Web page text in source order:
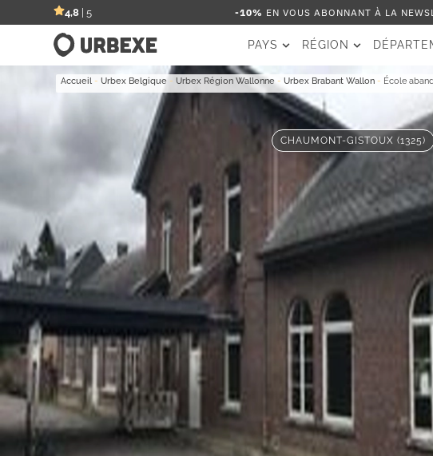
4,8 | 5 -10% EN VOUS ABONNANT À LA
PAYS RÉGION
Accueil -Urbex Belgique -Urbex Région Wallonne -Urbex Brabant Wallon - École
CHAUMONT-GISTOUX (1325)